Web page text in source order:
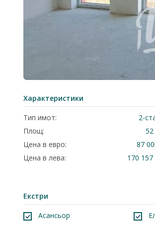
Характеристики
Тип имот:
2-
Площ:
Цена в евро:
87
Цена в лева:
170 157
Екстри
Асансьор